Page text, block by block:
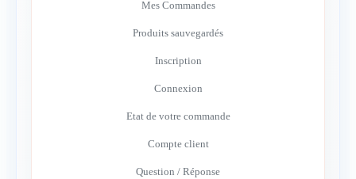
Mes Commandes
Produits sauvegardés
Inscription
Connexion
Etat de votre commande
Compte client
Question / Réponse